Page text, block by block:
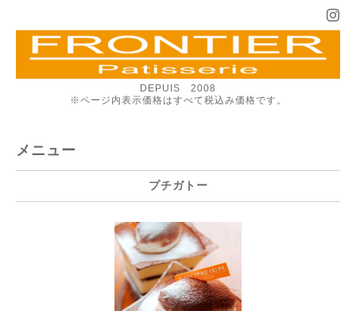
DEPUIS 2008
※ページ内表示価格はすべて税込み価格です。
メニュー
プチガトー